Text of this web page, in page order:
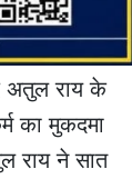
अतुल राय के
का मुकदमा
राय ने सात